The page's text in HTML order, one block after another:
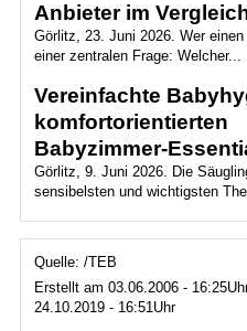
Anbieter im
Görlitz, 23. Juni 2026. Wer
einer zentralen Frage: Welcher...
Vereinfachte
komfortorientierten
Görlitz, 9. Juni 2026. Die
sensibelsten und wichtigsten
Quelle: /TEB
Erstellt am 03.06.2006 -
24.10.2019 - 16:51Uhr